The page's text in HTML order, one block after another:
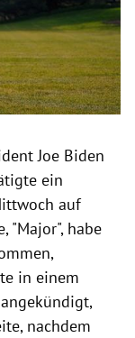
Joe Biden
ein
auf
"Major", habe
in einem
nachdem